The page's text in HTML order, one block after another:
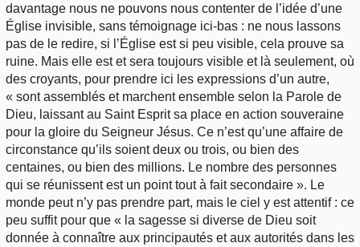
davantage nous ne pouvons nous contenter de l’idée d’une
Église invisible, sans témoignage ici-bas : ne nous lassons
pas de le redire, si l’Église est si peu visible, cela prouve sa
ruine. Mais elle est et sera toujours visible et là seulement, où
des croyants, pour prendre ici les expressions d’un autre,
« sont assemblés et marchent ensemble selon la Parole de
Dieu, laissant au Saint Esprit sa place en action souveraine
pour la gloire du Seigneur Jésus. Ce n’est qu’une affaire de
circonstance qu’ils soient deux ou trois, ou bien des
centaines, ou bien des millions. Le nombre des personnes
qui se réunissent est un point tout à fait secondaire ». Le
monde peut n’y pas prendre part, mais le ciel y est attentif : ce
peu suffit pour que « la sagesse si diverse de Dieu soit
donnée à connaître aux principautés et aux autorités dans les